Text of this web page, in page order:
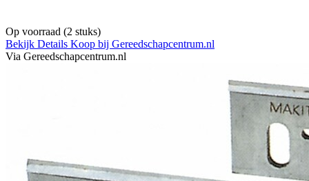
Op voorraad (2 stuks)
Bekijk Details Koop bij Gereedschapcentrum.nl
Via Gereedschapcentrum.nl